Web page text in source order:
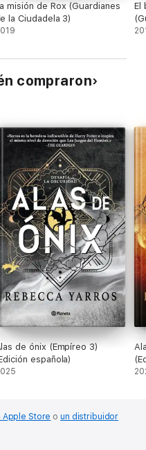
misión de Rox (Guardianes
la Ciudadela 3)
El
compraron
de ónix (Empíreo 3)
española)
Apple Store oun distribuidor